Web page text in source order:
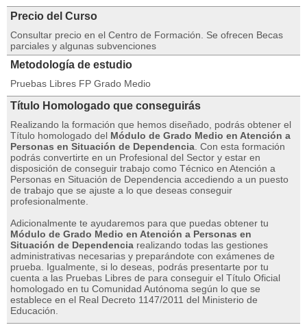
Precio del Curso
Consultar precio en el Centro de Formación. Se ofrecen Becas
parciales y algunas subvenciones
Metodología de estudio
Pruebas Libres FP Grado Medio
Título Homologado que conseguirás
Realizando la formación que hemos diseñado, podrás obtener el
Título homologado del Módulo de Grado Medio en Atención a
Personas en Situación de Dependencia . Con esta formación
podrás convertirte en un Profesional del Sector y estar en
disposición de conseguir trabajo como Técnico en Atención a
Personas en Situación de Dependencia accediendo a un puesto
de trabajo que se ajuste a lo que deseas conseguir
profesionalmente.
Adicionalmente te ayudaremos para que puedas obtener tu
Módulo de Grado Medio en Atención a Personas en
Situación de Dependencia realizando todas las gestiones
administrativas necesarias y preparándote con exámenes de
prueba. Igualmente, si lo deseas, podrás presentarte por tu
cuenta a las Pruebas Libres de para conseguir el Título Oficial
homologado en tu Comunidad Autónoma según lo que se
establece en el Real Decreto 1147/2011 del Ministerio de
Educación.